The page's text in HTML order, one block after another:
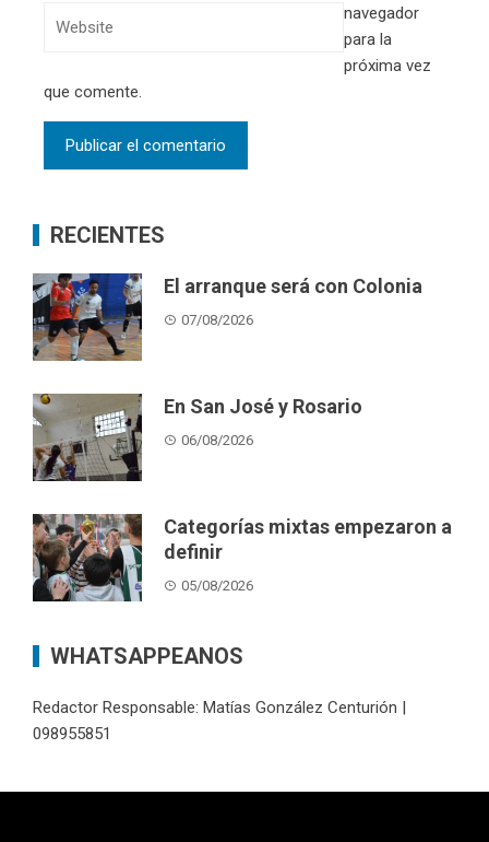
navegador
para la
próxima vez
que comente.
RECIENTES
El arranque será con Colonia
07/08/2026
En San José y Rosario
06/08/2026
Categorías mixtas empezaron a
definir
05/08/2026
WHATSAPPEANOS
Redactor Responsable: Matías González Centurión |
098955851